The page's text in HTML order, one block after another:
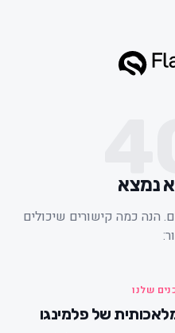
כמה קישורים שיכולים
של פלמינגו